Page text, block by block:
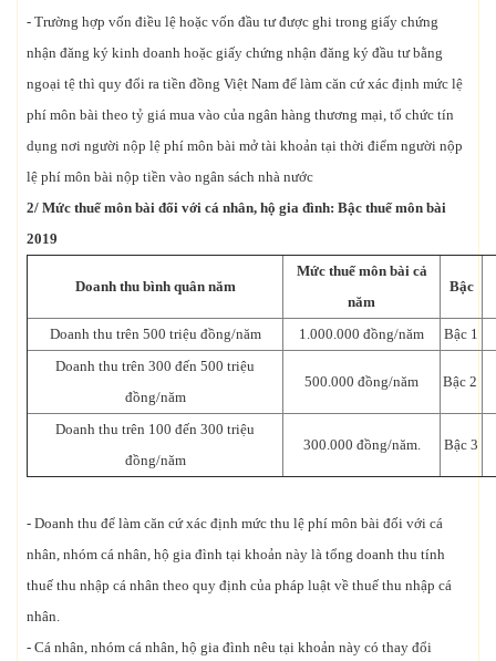
- Trường hợp vốn điều lệ hoặc vốn đầu tư được ghi trong giấy chứng
nhận đăng ký kinh doanh hoặc giấy chứng nhận đăng ký đầu tư bằng
ngoại tệ thì quy đổi ra tiền đồng Việt Nam để làm căn cứ xác định mức lệ
phí môn bài theo tỷ giá mua vào của ngân hàng thương mại, tổ chức tín
dụng nơi người nộp lệ phí môn bài mở tài khoản tại thời điểm người nộp
lệ phí môn bài nộp tiền vào ngân sách nhà nước
2/ Mức thuế môn bài đối với cá nhân, hộ gia đình: Bậc thuế môn bài
2019
Doanh thu bình quân năm
Mức thuế môn bài cả
năm
Bậc
Doanh thu trên 500 triệu đồng/năm 1.000.000 đồng/năm
Bậc 1
Doanh thu trên 300 đến 500 triệu
đồng/năm
500.000 đồng/năm Bậc 2
Doanh thu trên 100 đến 300 triệu
đồng/năm
300.000 đồng/năm. Bậc 3
- Doanh thu để làm căn cứ xác định mức thu lệ phí môn bài đối với cá
nhân, nhóm cá nhân, hộ gia đình tại khoản này là tổng doanh thu tính
thuế thu nhập cá nhân theo quy định của pháp luật về thuế thu nhập cá
nhân.
- Cá nhân, nhóm cá nhân, hộ gia đình nêu tại khoản này có thay đổi